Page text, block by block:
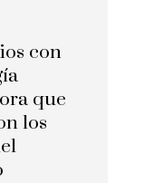
con
que
los